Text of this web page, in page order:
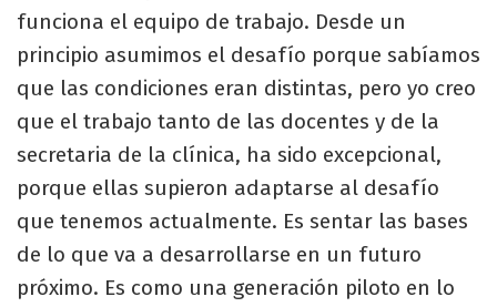
funciona el equipo de trabajo. Desde un
principio asumimos el desafío porque sabíamos
que las condiciones eran distintas, pero yo creo
que el trabajo tanto de las docentes y de la
secretaria de la clínica, ha sido excepcional,
porque ellas supieron adaptarse al desafío
que tenemos actualmente. Es sentar las bases
de lo que va a desarrollarse en un futuro
próximo. Es como una generación piloto en lo